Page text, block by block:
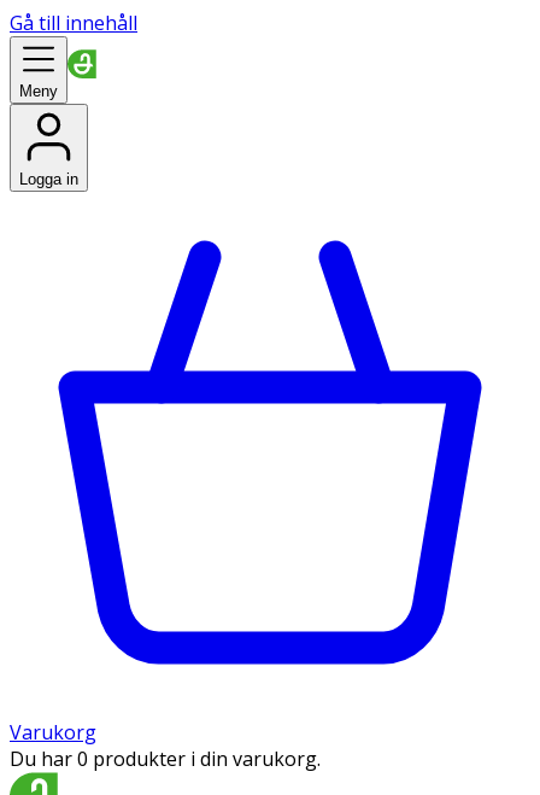
Gå till innehåll
Meny
Logga in
Varukorg
Du har 0 produkter i din varukorg.